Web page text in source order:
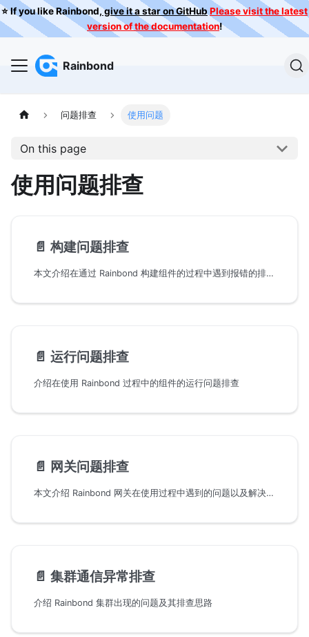
⭐️ If you like Rainbond,give it a star on GitHub Please visit the latest
version of the documentation!
Rainbond
问题排查 使用问题
On this page
使用问题排查
📄️ 构建问题排查
本文介绍在通过 Rainbond 构建组件的过程中遇到报错的排查思路。
📄️ 运行问题排查
介绍在使用 Rainbond 过程中的组件的运行问题排查
📄️ 网关问题排查
本文介绍 Rainbond 网关在使用过程中遇到的问题以及解决方法。
📄️ 集群通信异常排查
介绍 Rainbond 集群出现的问题及其排查思路